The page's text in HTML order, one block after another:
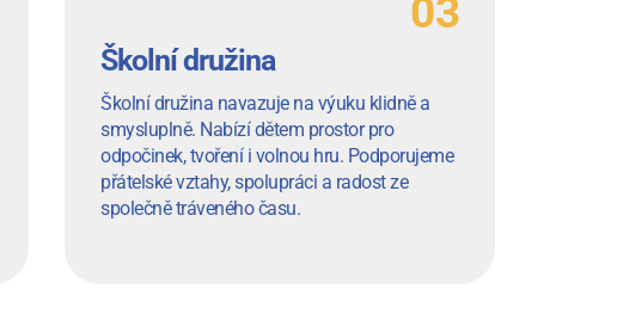
Školní družina
Školní družina navazuje na výuku klidně a
smysluplně. Nabízí dětem prostor pro
odpočinek, tvoření i volnou hru. Podporujeme
přátelské vztahy, spolupráci a radost ze
společně tráveného času.